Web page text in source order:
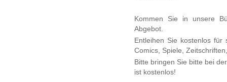
Kommen Sie in unsere
Abgebot.
Entleihen Sie kostenlos
Comics, Spiele,
Bitte bringen Sie bitte bei
ist kostenlos!